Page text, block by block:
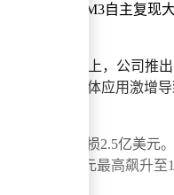
MiniMax让M3自主复现
在商业策略上，公司推
指出，智能体应用激增
经调整后亏损2.5亿美元
行价165港元最高飙升至